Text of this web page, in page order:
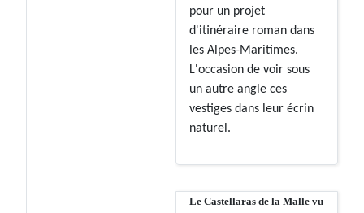
pour un projet
d'itinéraire roman dans
les Alpes-Maritimes.
L'occasion de voir sous
un autre angle ces
vestiges dans leur écrin
naturel.
Le Castellaras de la Malle vu